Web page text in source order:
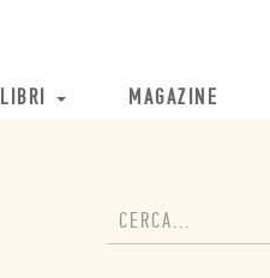
LIBRI MAGAZINE